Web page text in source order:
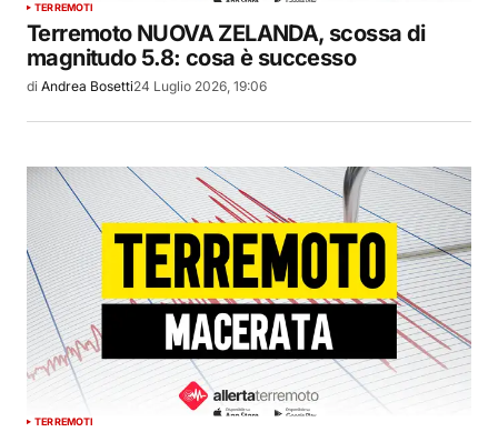
TERREMOTI
Terremoto NUOVA ZELANDA, scossa di
magnitudo 5.8: cosa è successo
di Andrea Bosetti24 Luglio 2026, 19:06
TERREMOTI